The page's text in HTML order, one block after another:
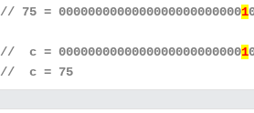
// 75 = 00000000000000000000000001
// c = 00000000000000000000000001
// c = 75